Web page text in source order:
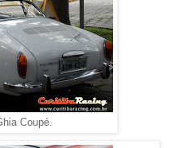
Coupé.